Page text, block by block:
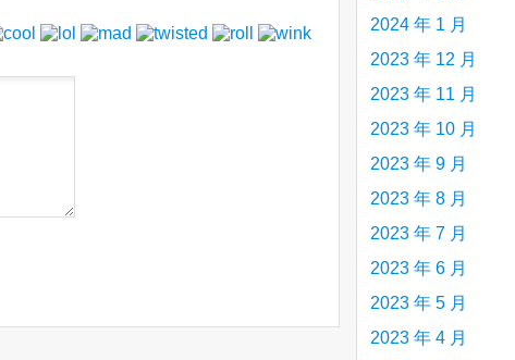
2024 年 1 月
2023 年 12 月
2023 年 11 月
2023 年 10 月
2023 年 9 月
2023 年 8 月
2023 年 7 月
2023 年 6 月
2023 年 5 月
2023 年 4 月